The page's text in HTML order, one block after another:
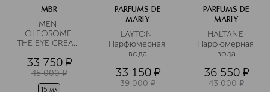
MBR
MEN
OLEOSOME
THE EYE CREAM
области вокруг
глаз
разглаживающий
33 750 ¤
45 000 ¤
15 мл
PARFUMS DE
MARLY
LAYTON
Парфюмерная
вода
33 150 ¤
39 000 ¤
PARFUMS DE
MARLY
HALTANE
Парфюмерная
вода
36 550 ¤
43 000 ¤